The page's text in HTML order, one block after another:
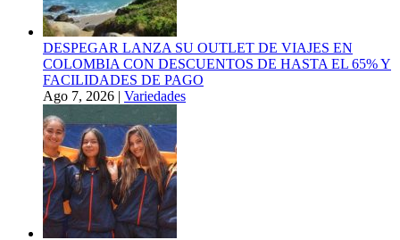
DESPEGAR LANZA SU OUTLET DE VIAJES EN
COLOMBIA CON DESCUENTOS DE HASTA EL 65% Y
FACILIDADES DE PAGO
Ago 7, 2026 | Variedades